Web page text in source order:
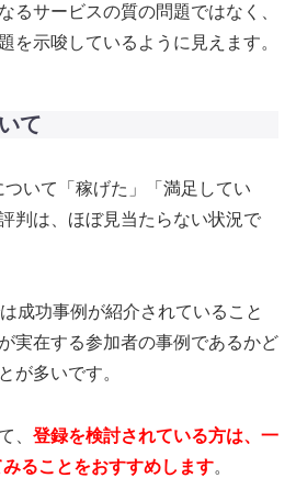
るサービスの質の問題ではなく、
を示唆しているように見えます。
て
ついて「稼げた」「満足してい
判は、ほぼ見当たらない状況で
成功事例が紹介されていること
実在する参加者の事例であるかど
が多いです。
、 登録を検討されている方は、一
ることをおすすめします。